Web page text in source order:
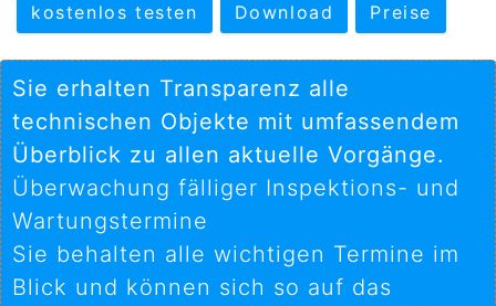
kostenlos testen Download Preise
Sie erhalten Transparenz alle
technischen Objekte mit umfassendem
Überblick zu allen aktuelle Vorgänge.
Überwachung fälliger Inspektions- und
Wartungstermine
Sie behalten alle wichtigen Termine im
Blick und können sich so auf das